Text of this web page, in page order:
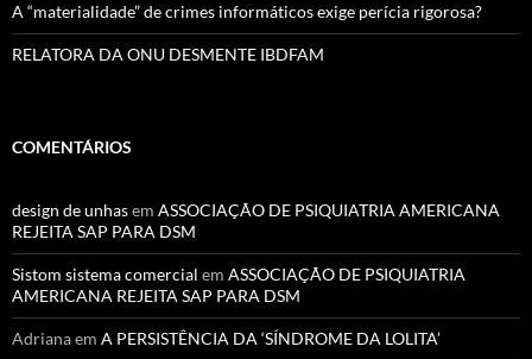
A “materialidade” de crimes informáticos exige perícia rigorosa?
RELATORA DA ONU DESMENTE IBDFAM
COMENTÁRIOS
design de unhasem ASSOCIAÇÃO DE PSIQUIATRIA AMERICANA
REJEITA SAP PARA DSM
Sistom sistema comercial em ASSOCIAÇÃO DE PSIQUIATRIA
AMERICANA REJEITA SAP PARA DSM
Adrianaem A PERSISTÊNCIA DA ‘SÍNDROME DA LOLITA’